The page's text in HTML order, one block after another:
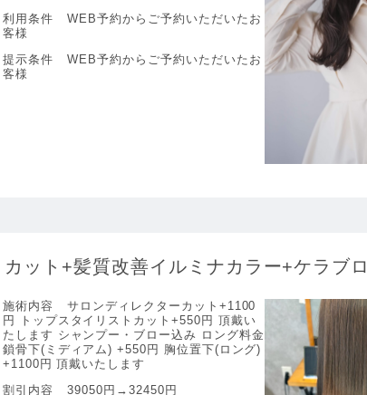
利用条件
WEB予約からご予約いただいたお
客様
提示条件
WEB予約からご予約いただいたお
客様
カット+髪質改善イルミナカラー+ケラブ
施術内容
サロンディレクターカット+1100
円 トップスタイリストカット+550円 頂戴い
たします シャンプー・ブロー込み ロング料金
鎖骨下(ミディアム) +550円 胸位置下(ロング)
+1100円 頂戴いたします
割引内容
39050円→32450円